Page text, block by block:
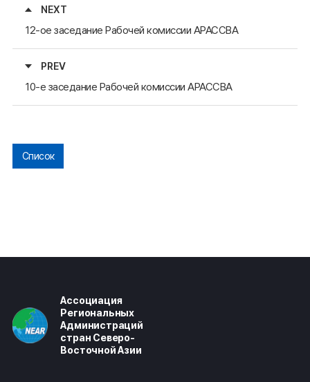
NEXT
12-ое заседание Рабочей комиссии АРАССВА
PREV
10-е заседание Рабочей комиссии АРАССВА
Список
Ассоциация
Региональных
Администраций
стран Северо-
Восточной Азии